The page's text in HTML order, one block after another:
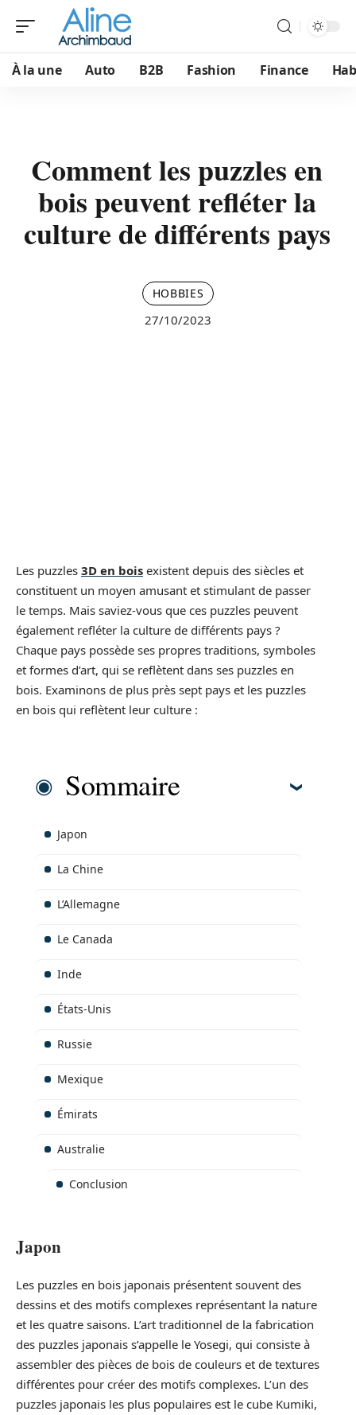
À la une Auto B2B Fashion Finance
Comment les puzzles en
bois peuvent refléter la
culture de différents pays
HOBBIES
27/10/2023
Les puzzles 3D en bois existent depuis des siècles et
constituent un moyen amusant et stimulant de passer
le temps. Mais saviez-vous que ces puzzles peuvent
également refléter la culture de différents pays ?
Chaque pays possède ses propres traditions, symboles
et formes d’art, qui se reflètent dans ses puzzles en
bois. Examinons de plus près sept pays et les puzzles
en bois qui reflètent leur culture :
Sommaire
Japon
La Chine
L’Allemagne
Le Canada
Inde
États-Unis
Russie
Mexique
Émirats
Australie
Conclusion
Japon
Les puzzles en bois japonais présentent souvent des
dessins et des motifs complexes représentant la nature
et les quatre saisons. L’art traditionnel de la fabrication
des puzzles japonais s’appelle le Yosegi, qui consiste à
assembler des pièces de bois de couleurs et de textures
différentes pour créer des motifs complexes. L’un des
puzzles japonais les plus populaires est le cube Kumiki,